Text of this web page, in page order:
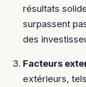
résultats
surpassent
des
Facteurs
extérieurs,